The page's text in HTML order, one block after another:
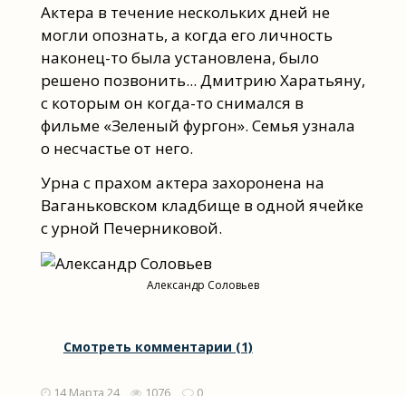
Актера в течение нескольких дней не
могли опознать, а когда его личность
наконец-то была установлена, было
решено позвонить... Дмитрию Харатьяну,
с которым он когда-то снимался в
фильме «Зеленый фургон». Семья узнала
о несчастье от него.
Урна с прахом актера захоронена на
Ваганьковском кладбище в одной ячейке
с урной Печерниковой.
Александр Соловьев
Смотреть комментарии (1)
14 Марта 24 1076 0